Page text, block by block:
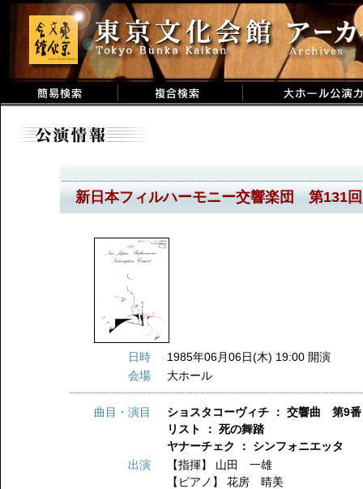
新日本フィルハーモニー交響楽団 第131
日時
1985年06月06日(木) 19:00 開演
会場
大ホール
曲目・演目
ショスタコーヴィチ ： 交響曲 第9
リスト ： 死の舞踏
ヤナーチェク ： シンフォニエッタ
出演
【指揮】 山田 一雄
【ピアノ】花房 晴美